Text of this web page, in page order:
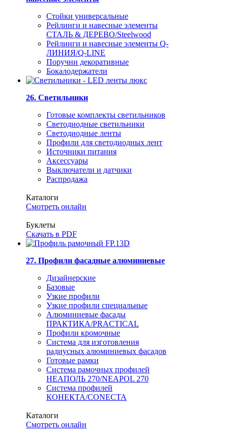
Стойки универсальные
Рейлинги и навесные элементы
СТАЛЬ & ДЕРЕВО/Steelwood
Рейлинги и навесные элементы Q-
ЛИНИЯ/Q-LINE
Поручни декоративные
Бокалодержатели
26. Светильники
Готовые комплекты светильников
Светодиодные светильники
Светодиодные ленты
Профили для светодиодных лент
Источники питания
Аксессуары
Выключатели и датчики
Распродажа
Каталоги
Смотреть онлайн
Буклеты
Скачать в PDF
27. Профили фасадные алюминиевые
Дизайнерские
Базовые
Узкие профили
Узкие профили специальные
Алюминиевые фасады
ПРАКТИКА/PRACTICAL
Профили кромочные
Система для изготовления
радиусных алюминиевых фасадов
Готовые рамки
Система рамочных профилей
НЕАПОЛЬ 270/NEAPOL 270
Система профилей
КОНЕКТА/CONECTA
Каталоги
Смотреть онлайн